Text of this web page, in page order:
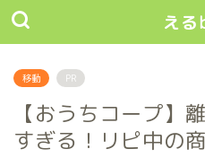
え
移動 PR
【おうちコープ】
すぎる！リピ中の